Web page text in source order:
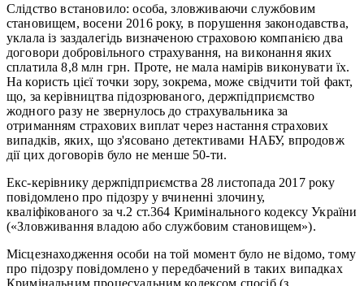
Слідство встановило: особа, зловживаючи службовим
становищем, восени 2016 року, в порушення законодавства,
уклала із заздалегідь визначеною страховою компанією два
договори добровільного страхування, на виконання яких
сплатила 8,8 млн грн. Проте, не мала намірів виконувати їх.
На користь цієї точки зору, зокрема, може свідчити той факт,
що, за керівництва підозрюваного, держпідприємство
жодного разу не звернулось до страхувальника за
отриманням страхових виплат через настання страхових
випадків, яких, що з'ясовано детективами НАБУ, впродовж
дії цих договорів було не менше 50-ти.
Екс-керівнику держпідприємства 28 листопада 2017 року
повідомлено про підозру у вчиненні злочину,
кваліфікованого за ч.2 ст.364 Кримінального кодексу України
(«Зловживання владою або службовим становищем»).
Місцезнаходження особи на той момент було не відомо, тому
про підозру повідомлено у передбачений в таких випадках
Кримінальним процесуальним кодексом спосіб (з